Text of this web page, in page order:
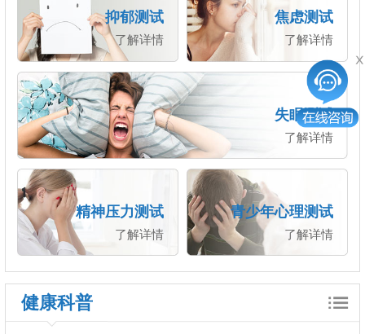
抑郁测试
了解详情
焦虑测试
了解详情
失眠测试
了解详情
精神压力测试
了解详情
青少年心理测试
了解详情
健康科普